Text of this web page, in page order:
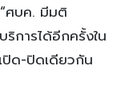
“ศบค. มีมติ
การได้อีกครั้งใน
ปิด-ปิดเดียวกัน